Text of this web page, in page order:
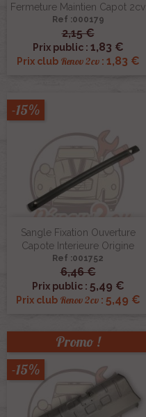
Fermeture Maintien Capot 2cv
Ref :000179
2,15 €
Prix public : 1,83 €
Prix club Renov 2cv: 1,83 €
Sangle Fixation Ouverture
Capote Interieure Origine
Ref :001752
6,46 €
Prix public : 5,49 €
Prix club Renov 2cv: 5,49 €
-15%
Promo !
-15%